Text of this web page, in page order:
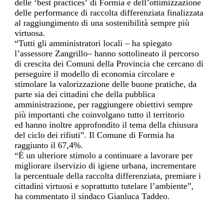
delle ‘best practices’ di Formia e dell’ottimizzazione
delle performance di raccolta differenziata finalizzata
al raggiungimento di una sostenibilità sempre più
virtuosa.
“Tutti gli amministratori locali – ha spiegato
l’assessore Zangrillo– hanno sottolineato il percorso
di crescita dei Comuni della Provincia che cercano di
perseguire il modello di economia circolare e
stimolare la valorizzazione delle buone pratiche, da
parte sia dei cittadini che della pubblica
amministrazione, per raggiungere obiettivi sempre
più importanti che coinvolgano tutto il territorio
ed hanno inoltre approfondito il tema della chiusura
del ciclo dei rifiuti”. Il Comune di Formia ha
raggiunto il 67,4%.
“È un ulteriore stimolo a continuare a lavorare per
migliorare ilservizio di igiene urbana, incrementare
la percentuale della raccolta differenziata, premiare i
cittadini virtuosi e soprattutto tutelare l’ambiente”,
ha commentato il sindaco Gianluca Taddeo.